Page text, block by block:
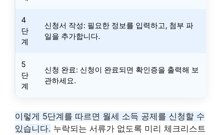
4
단
계
신청서 작성: 필요한 정보를 입력하고, 첨부 파
일을 추가합니다.
5
단
계
신청 완료: 신청이 완료되면 확인증을 출력해 보
관하세요.
이렇게 5단계를 따르면 월세 소득 공제를 신청할 수
있습니다. 누락되는 서류가 없도록 미리 체크리스트